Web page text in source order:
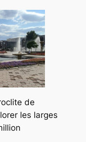
de
les larges